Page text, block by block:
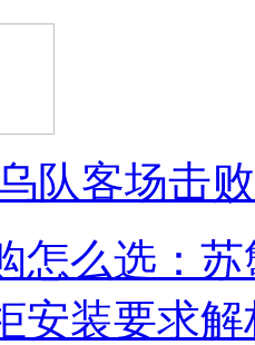
队客场击
怎么选：
安装要求